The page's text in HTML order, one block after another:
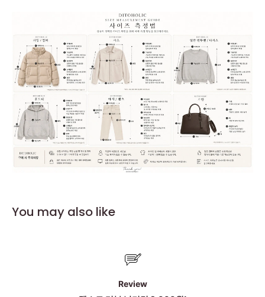
You may also like
Membership